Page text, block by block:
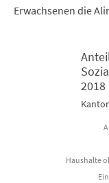
Erwachsenen die
Anteil der mit
View as data
2018
Haushalte